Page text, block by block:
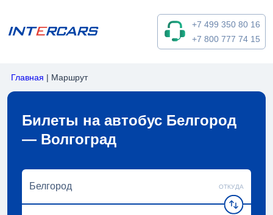
+7 499 350 80 16
+7 800 777 74 15
Главная | Маршрут
Билеты на автобус Белгород
— Волгоград
ОТКУДА